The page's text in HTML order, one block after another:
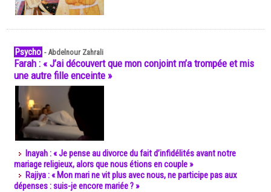
Psycho -Abdelnour Zahrali
Farah : « J’ai découvert que mon conjoint m’a trompée et mis
une autre fille enceinte »
Inayah : « Je pense au divorce du fait d’infidélités avant notre
mariage religieux, alors que nous étions en couple »
Rajiya : « Mon mari ne vit plus avec nous, ne participe pas aux
dépenses : suis-je encore mariée ? »